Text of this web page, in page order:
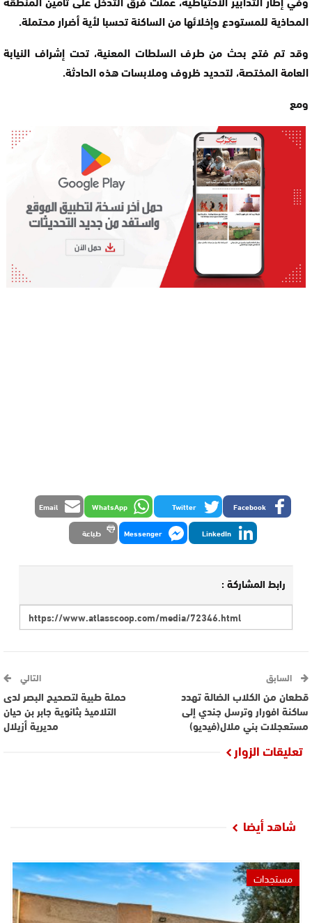
المحاذية للمستودع وإخلائها من الساكنة تحسبا لأية أضرار محتملة.
وقد تم فتح بحث من طرف السلطات المعنية، تحت إشراف النيابة
العامة المختصة، لتحديد ظروف وملابسات هذه الحادثة.
ومع
Facebook
Twitter
WhatsApp
Email
LinkedIn
Messenger طباعة
رابط المشاركة :
السابق
قطعان من الكلاب الضالة تهدد
ساكنة افورار وترسل جندي إلى
مستعجلات بني ملال(فيديو)
التالي
حملة طبية لتصحيح البصر لدى
التلاميذ بثانوية جابر بن حيان
مديرية أزيلال
تعليقات الزوار
شاهد أيضا
مستجدات